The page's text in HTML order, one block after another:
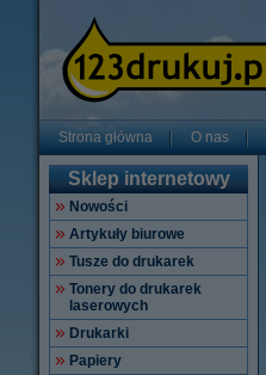
Strona główna O nas
Sklep internetowy
Nowości
Artykuły biurowe
Tusze do drukarek
Tonery do drukarek
laserowych
Drukarki
Papiery